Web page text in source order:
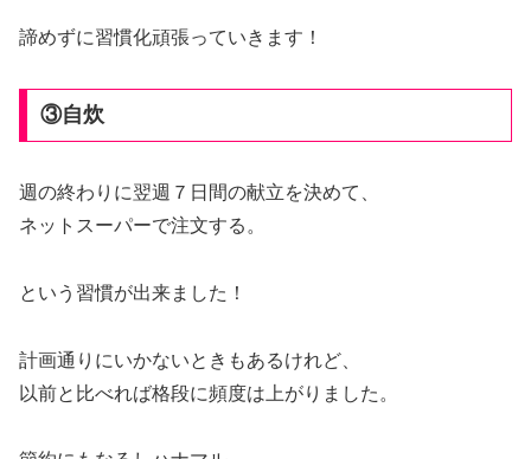
諦めずに習慣化頑張っていきます！
③自炊
週の終わりに翌週７日間の献立を決めて、
ネットスーパーで注文する。
という習慣が出来ました！
計画通りにいかないときもあるけれど、
以前と比べれば格段に頻度は上がりました。